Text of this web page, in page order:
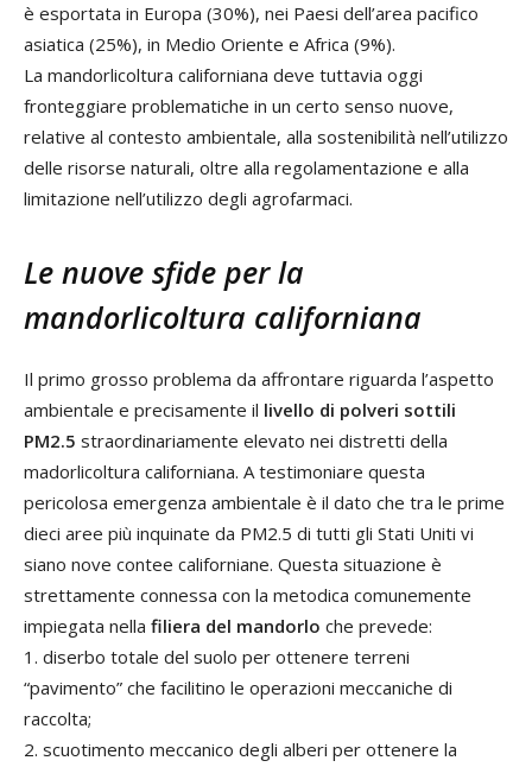
è esportata in Europa (30%), nei Paesi dell’area pacifico
asiatica (25%), in Medio Oriente e Africa (9%).
La mandorlicoltura californiana deve tuttavia oggi
fronteggiare problematiche in un certo senso nuove,
relative al contesto ambientale, alla sostenibilità nell’utilizzo
delle risorse naturali, oltre alla regolamentazione e alla
limitazione nell’utilizzo degli agrofarmaci.
Le nuove sfide per la
mandorlicoltura californiana
Il primo grosso problema da affrontare riguarda l’aspetto
ambientale e precisamente il livello di polveri sottili
PM2.5 straordinariamente elevato nei distretti della
madorlicoltura californiana. A testimoniare questa
pericolosa emergenza ambientale è il dato che tra le prime
dieci aree più inquinate da PM2.5 di tutti gli Stati Uniti vi
siano nove contee californiane. Questa situazione è
strettamente connessa con la metodica comunemente
impiegata nella filiera del mandorlo che prevede:
1. diserbo totale del suolo per ottenere terreni
“pavimento” che facilitino le operazioni meccaniche di
raccolta;
2. scuotimento meccanico degli alberi per ottenere la